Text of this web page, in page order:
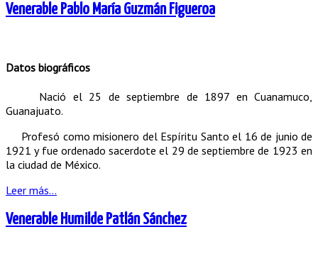
Venerable Pablo María Guzmán Figueroa
Datos biográficos
Nació el 25 de septiembre de 1897 en Cuanamuco,
Guanajuato.
Profesó como misionero del Espíritu Santo el 16 de junio de
1921 y fue ordenado sacerdote el 29 de septiembre de 1923 en
la ciudad de México.
Leer más...
Venerable Humilde Patlán Sánchez